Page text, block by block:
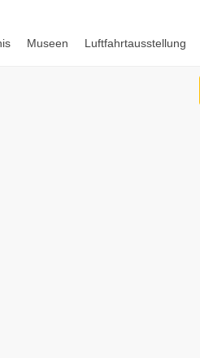
Museen Luftfahrtausstellung